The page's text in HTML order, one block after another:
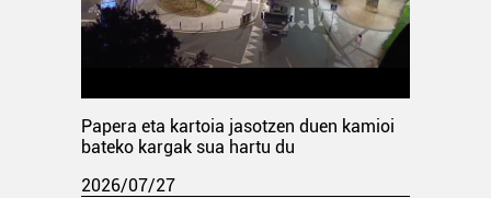
Papera eta kartoia jasotzen duen kamioi
bateko kargak sua hartu du
2026/07/27